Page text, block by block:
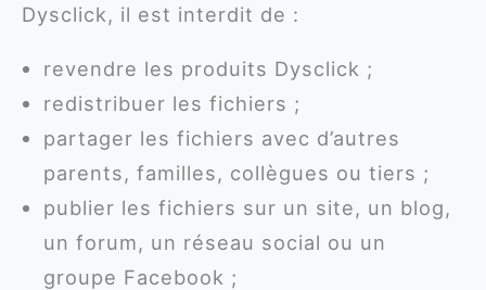
Dysclick, il est interdit de :
revendre les produits Dysclick ;
redistribuer les fichiers ;
partager les fichiers avec d’autres
parents, familles, collègues ou tiers ;
publier les fichiers sur un site, un blog,
un forum, un réseau social ou un
groupe Facebook ;